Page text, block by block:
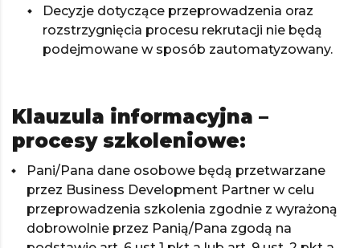
Decyzje dotyczące przeprowadzenia oraz
rozstrzygnięcia procesu rekrutacji nie będą
podejmowane w sposób zautomatyzowany.
Klauzula informacyjna –
procesy szkoleniowe:
Pani/Pana dane osobowe będą przetwarzane
przez Business Development Partner w celu
przeprowadzenia szkolenia zgodnie z wyrażoną
dobrowolnie przez Panią/Pana zgodą na